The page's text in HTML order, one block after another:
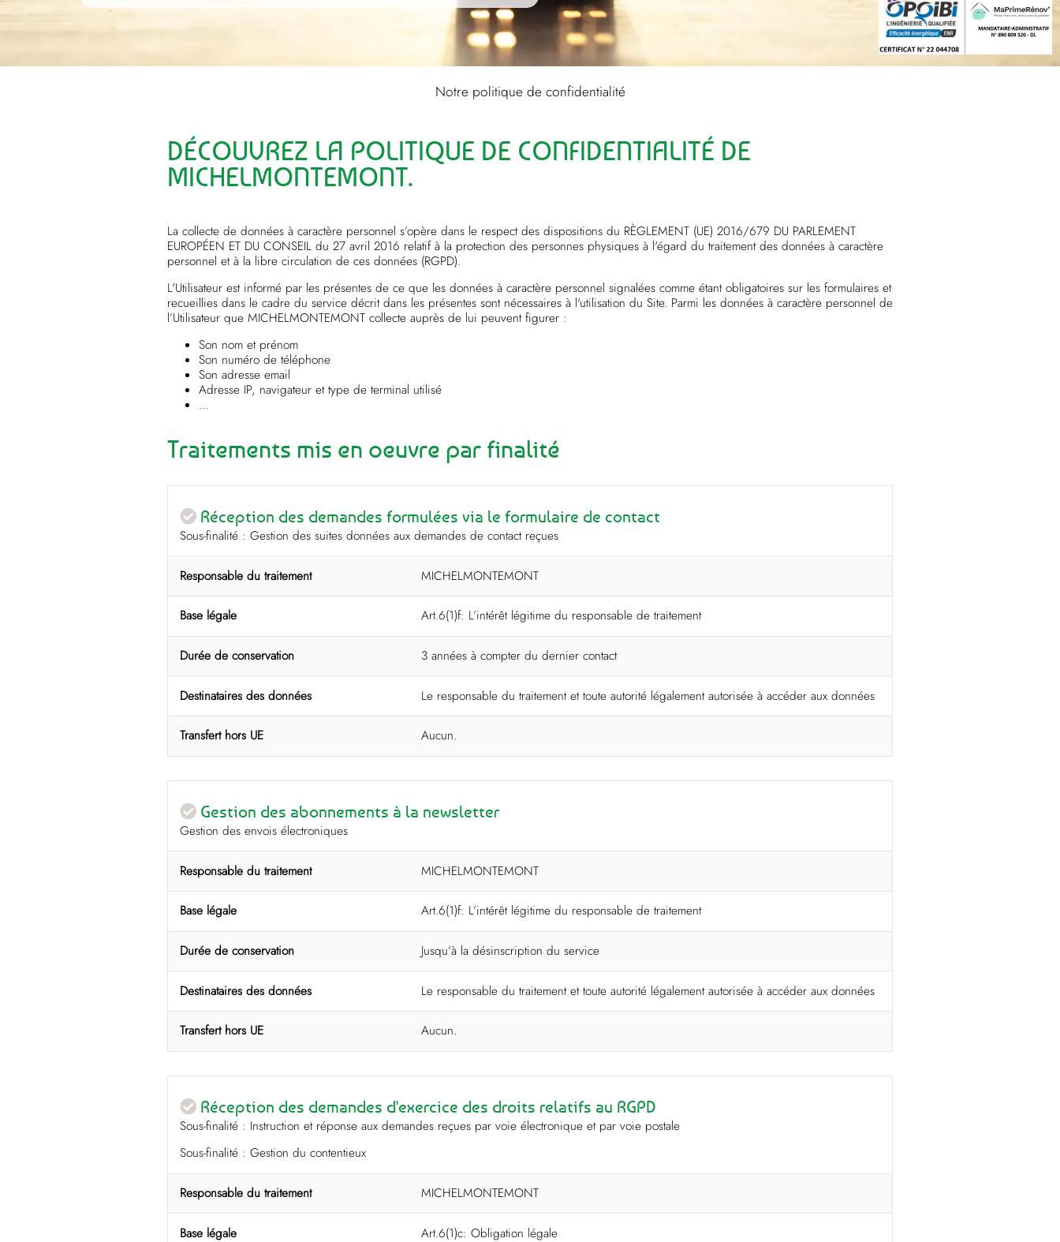
Notre politique de confidentialité
DÉCOUVREZ LA POLITIQUE DE CONFIDENTIALITÉ DE
MICHELMONTEMONT.
La collecte de données à caractère personnel s’opère dans le respect des dispositions du RÈGLEMENT (UE) 2016/679 DU PARLEMENT
EUROPÉEN ET DU CONSEIL du 27 avril 2016 relatif à la protection des personnes physiques à l'égard du traitement des données à caractère
personnel et à la libre circulation de ces données (RGPD).
L'Utilisateur est informé par les présentes de ce que les données à caractère personnel signalées comme étant obligatoires sur les formulaires et
recueillies dans le cadre du service décrit dans les présentes sont nécessaires à l'utilisation du Site. Parmi les données à caractère personnel de
l’Utilisateur que MICHELMONTEMONT collecte auprès de lui peuvent figurer :
Son nom et prénom
Son numéro de téléphone
Son adresse email
Adresse IP, navigateur et type de terminal utilisé
...
Traitements mis en oeuvre par finalité
Réception des demandes formulées via le formulaire de contact
Sous-finalité : Gestion des suites données aux demandes de contact reçues
Responsable du traitement MICHELMONTEMONT
Base légale Art.6(1)f: L’intérêt légitime du responsable de traitement
Durée de conservation 3 années à compter du dernier contact
Destinataires des données Le responsable du traitement et toute autorité légalement autorisée à accéder aux données
Transfert hors UE Aucun.
Gestion des abonnements à la newsletter
Gestion des envois électroniques
Responsable du traitement MICHELMONTEMONT
Base légale Art.6(1)f: L’intérêt légitime du responsable de traitement
Durée de conservation Jusqu’à la désinscription du service
Destinataires des données Le responsable du traitement et toute autorité légalement autorisée à accéder aux données
Transfert hors UE Aucun.
Réception des demandes d'exercice des droits relatifs au RGPD
Sous-finalité : Instruction et réponse aux demandes reçues par voie électronique et par voie postale
Sous-finalité : Gestion du contentieux
Responsable du traitement MICHELMONTEMONT
Base légale Art.6(1)c: Obligation légale